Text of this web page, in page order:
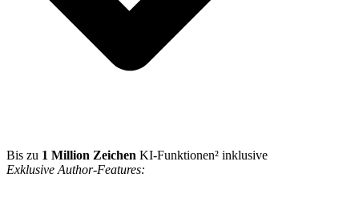
Bis zu 1 Million Zeichen KI-Funktionen² inklusive
Exklusive Author-Features: